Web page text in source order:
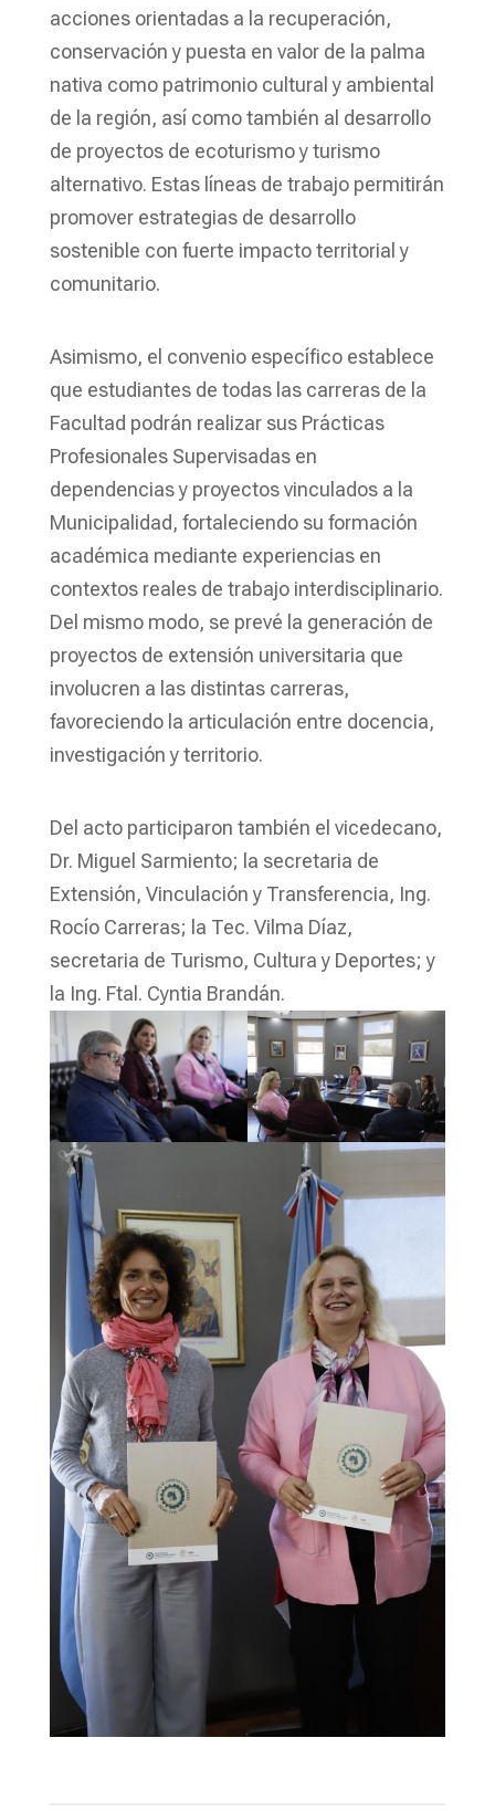
acciones orientadas a la recuperación,
conservación y puesta en valor de la palma
nativa como patrimonio cultural y ambiental
de la región, así como también al desarrollo
de proyectos de ecoturismo y turismo
alternativo. Estas líneas de trabajo permitirán
promover estrategias de desarrollo
sostenible con fuerte impacto territorial y
comunitario.
Asimismo, el convenio específico establece
que estudiantes de todas las carreras de la
Facultad podrán realizar sus Prácticas
Profesionales Supervisadas en
dependencias y proyectos vinculados a la
Municipalidad, fortaleciendo su formación
académica mediante experiencias en
contextos reales de trabajo interdisciplinario.
Del mismo modo, se prevé la generación de
proyectos de extensión universitaria que
involucren a las distintas carreras,
favoreciendo la articulación entre docencia,
investigación y territorio.
Del acto participaron también el vicedecano,
Dr. Miguel Sarmiento; la secretaria de
Extensión, Vinculación y Transferencia, Ing.
Rocío Carreras; la Tec. Vilma Díaz,
secretaria de Turismo, Cultura y Deportes; y
la Ing. Ftal. Cyntia Brandán.